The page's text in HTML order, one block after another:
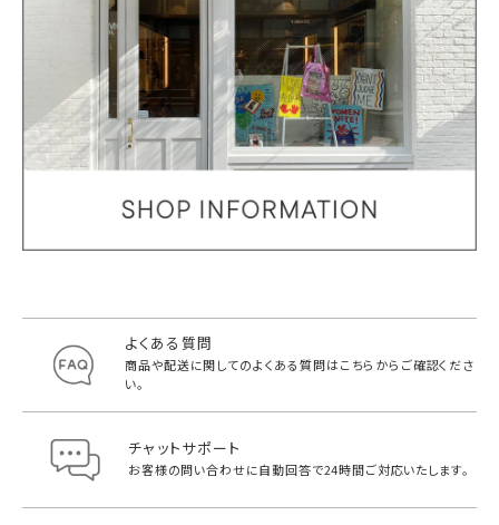
よくある質問
商品や配送に関してのよくある質問はこちらからご確認くださ
い。
チャットサポート
お客様の問い合わせに自動回答で24時間ご対応いたします。